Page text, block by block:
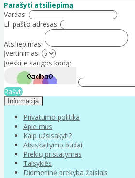
Parašyti atsiliepimą
Vardas:
El. pašto adresas:
Atsiliepimas:
Įvertinimas:
Įveskite saugos kodą:
Rašyti
Informacija
Privatumo politika
Apie mus
Kaip užsisakyti?
Atsiskaitymo būdai
Prekių pristatymas
Taisyklės
Didmeninė prekyba žaislais